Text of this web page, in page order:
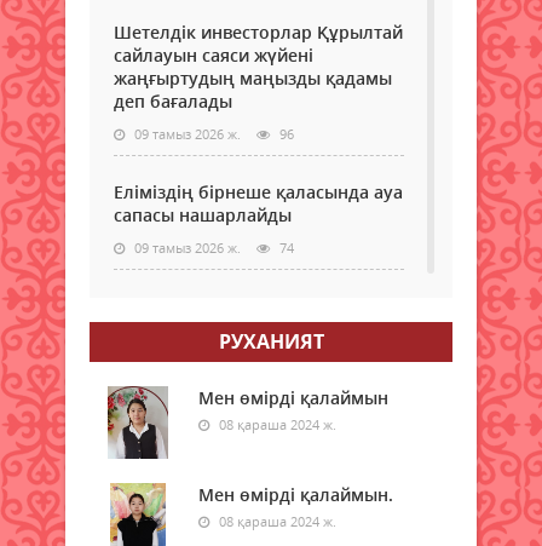
Шетелдік инвесторлар Құрылтай
сайлауын саяси жүйені
жаңғыртудың маңызды қадамы
деп бағалады
09 тамыз 2026 ж. 96
Еліміздің бірнеше қаласында ауа
сапасы нашарлайды
09 тамыз 2026 ж. 74
электронды визаны іске қосады
09 тамыз 2026 ж. 82
Қазақстандықтар өкпе обырына
тегін тексеріле алады: кімдер
және қайда өтуге болады?
09 тамыз 2026 ж. 88
РУХАНИЯТ
Мен өмірді қалаймын
08 қараша 2024 ж.
Мен өмірді қалаймын.
08 қараша 2024 ж.